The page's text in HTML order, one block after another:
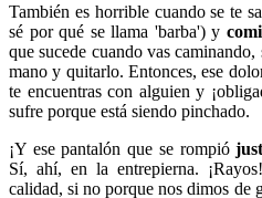
También es horrible cuando se te
sé por qué se llama 'barba') y
que sucede cuando vas
mano y quitarlo. Entonces, ese
te encuentras con alguien y
sufre porque está siendo pinchado.
¡Y ese pantalón que se rompió
Sí, ahí, en la entrepierna.
calidad, si no porque nos dimos de